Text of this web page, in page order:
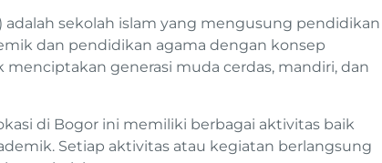
adalah sekolah islam yang mengusung pendidikan
dan pendidikan agama dengan konsep
menciptakan generasi muda cerdas, mandiri, dan
di Bogor ini memiliki berbagai aktivitas baik
Setiap aktivitas atau kegiatan berlangsung